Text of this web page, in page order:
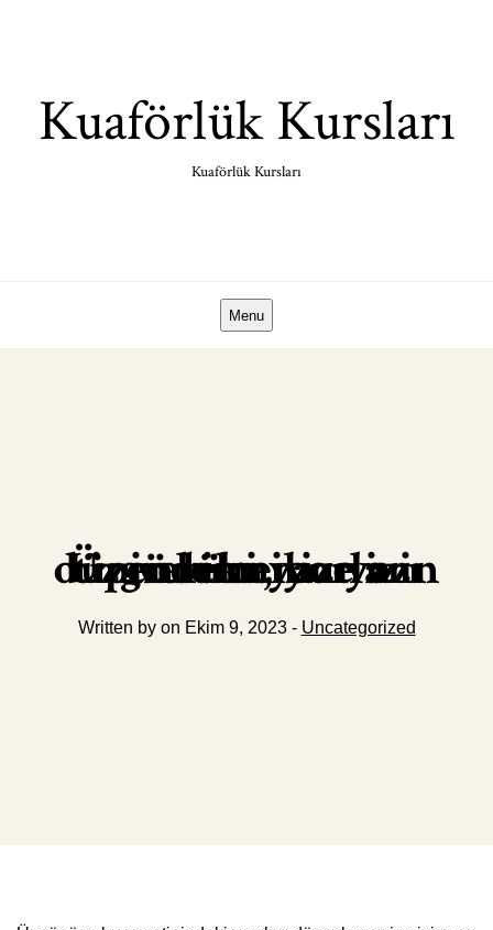
Kuaförlük Kursları
Kuaförlük Kursları
Menu
Üzgünüm, bu yazı tipindeki yazıları düzenlemenize izin verilmiyor.
Written by on Ekim 9, 2023 - Uncategorized